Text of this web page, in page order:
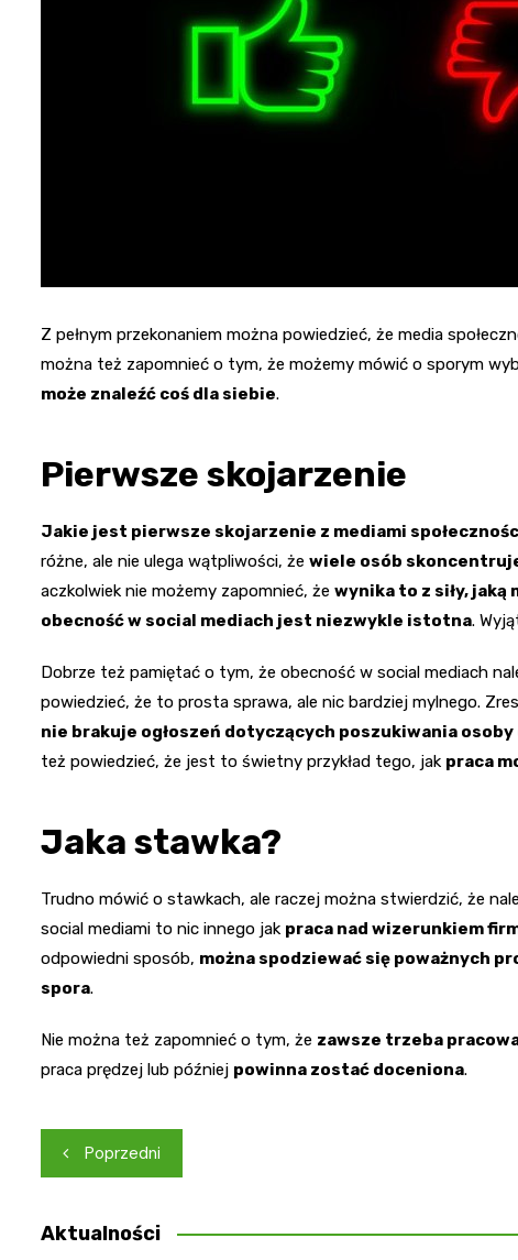
Z pełnym przekonaniem można powiedzieć, że media
można też zapomnieć o tym, że możemy mówić o sporym
może znaleźć coś dla siebie.
Pierwsze skojarzenie
Jakie jest pierwsze skojarzenie z mediami
różne, ale nie ulega wątpliwości, że wiele osób
aczkolwiek nie możemy zapomnieć, że wynika to z siły, jaką
obecność w social mediach jest niezwykle istotna.
Dobrze też pamiętać o tym, że obecność w social mediach
powiedzieć, że to prosta sprawa, ale nic bardziej mylnego.
nie brakuje ogłoszeń dotyczących poszukiwania
też powiedzieć, że jest to świetny przykład tego, jak praca
Jaka stawka?
Trudno mówić o stawkach, ale raczej można stwierdzić, że
social mediami to nic innego jak praca nad wizerunkiem
odpowiedni sposób, można spodziewać się poważnych
spora.
Nie można też zapomnieć o tym, że zawsze trzeba
praca prędzej lub później powinna zostać doceniona.
Nawigacja
wpisu
Poprzedni
Aktualności